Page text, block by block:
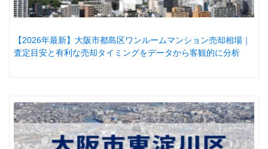
【2026年最新】大阪市都島区ワンルームマンション売却相場｜
査定目安と有利な売却タイミングをデータから客観的に分析